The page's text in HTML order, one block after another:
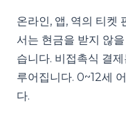
온라인, 앱, 역의 티켓
서는 현금을 받지 않
습니다. 비접촉식 결
루어집니다. 0~12세
다.